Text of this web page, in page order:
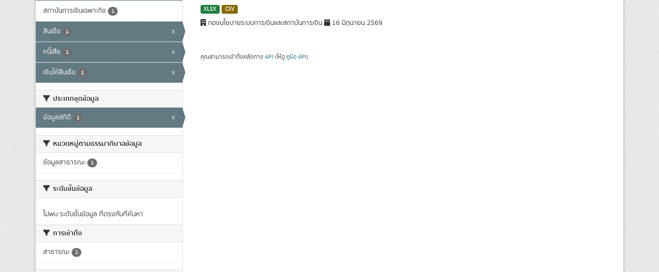
สถาบันการเงินเฉพาะกิจ 1
สินเชื่อ 1 x
หนี้เสีย 1 x
เงินให้สินเชื่อ 1 x
ประเภทชุดข้อมูล
ข้อมูลสถิติ 1 x
หมวดหมู่ตามธรรมาภิบาลข้อมูล
ข้อมูลสาธารณะ 1
ระดับชั้นข้อมูล
ไม่พบ ระดับชั้นข้อมูล ที่ตรงกับที่ค้นหา
การเข้าถึง
สาธารณะ 1
XLSX CSV
กองนโยบายระบบการเงินและสถาบันการเงิน 16 มิถุนายน 2569
คุณสามารถเข้าถึงคลังทาง API (ให้ดู คู่มือ API).